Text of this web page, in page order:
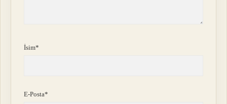
İsim*
E-Posta*